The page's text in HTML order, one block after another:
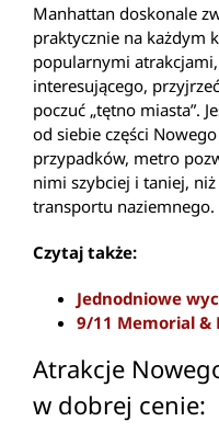
Manhattan doskonale
praktycznie na każdym
popularnymi
interesującego,
poczuć „tętno miasta”.
od siebie części
przypadków, metro
nimi szybciej i taniej,
transportu naziemnego.
Czytaj także:
Jednodniowe
9/11 Memorial &
Atrakcje
w dobrej cenie: